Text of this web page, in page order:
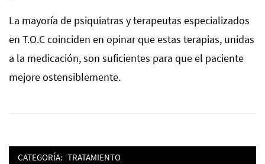
La mayoría de psiquiatras y terapeutas especializados
en T.O.C coinciden en opinar que estas terapias, unidas
a la medicación, son suficientes para que el paciente
mejore ostensiblemente.
CATEGORÍA: TRATAMIENTO